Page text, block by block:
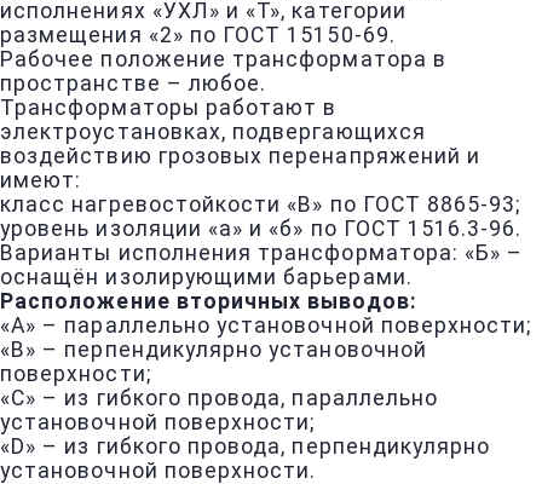
исполнениях «УХЛ» и «Т», категории
размещения «2» по ГОСТ 15150-69.
Рабочее положение трансформатора в
пространстве – любое.
Трансформаторы работают в
электроустановках, подвергающихся
воздействию грозовых перенапряжений и
имеют:
класс нагревостойкости «В» по ГОСТ 8865-93;
уровень изоляции «а» и «б» по ГОСТ 1516.3-96.
Варианты исполнения трансформатора: «Б» –
оснащён изолирующими барьерами.
Расположение вторичных выводов:
«А» – параллельно установочной поверхности;
«В» – перпендикулярно установочной
поверхности;
«С» – из гибкого провода, параллельно
установочной поверхности;
«D» – из гибкого провода, перпендикулярно
установочной поверхности.